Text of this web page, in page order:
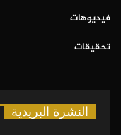
فيديوهات
تحقيقات
النشرة البريدية